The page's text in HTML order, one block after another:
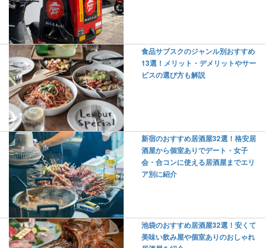
食品サブスクのジャンル別おすすめ
13選！メリット・デメリットやサー
ビスの選び方も解説
新宿のおすすめ居酒屋32選！格安居
酒屋から個室ありでデート・女子
会・合コンに使える居酒屋までエリ
ア別に紹介
池袋のおすすめ居酒屋32選！安くて
美味い飲み屋や個室ありのおしゃれ